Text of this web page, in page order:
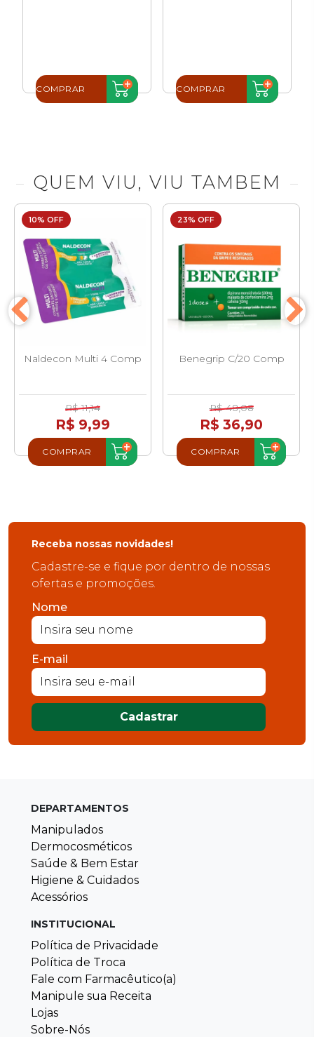
COMPRAR COMPRAR
QUEM VIU, VIU TAMBEM
10% OFF
Naldecon Multi 4 Comp
R$ 11,14
R$ 9,99
COMPRAR
23% OFF
Benegrip C/20 Comp
R$ 48,08
R$ 36,90
COMPRAR
Receba nossas novidades!
Cadastre-se e fique por dentro de nossas
ofertas e promoções.
Nome
E-mail
Cadastrar
DEPARTAMENTOS
Manipulados
Dermocosméticos
Saúde & Bem Estar
Higiene & Cuidados
Acessórios
INSTITUCIONAL
Política de Privacidade
Política de Troca
Fale com Farmacêutico(a)
Manipule sua Receita
Lojas
Sobre-Nós